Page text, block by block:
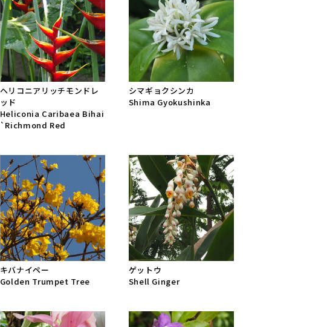
ヘリコニアリッチモンドレ
ッド
Heliconia Caribaea Bihai
`Richmond Red
シマギョクシンカ
Shima Gyokushinka
キバナイペー
Golden Trumpet Tree
ゲットウ
Shell Ginger